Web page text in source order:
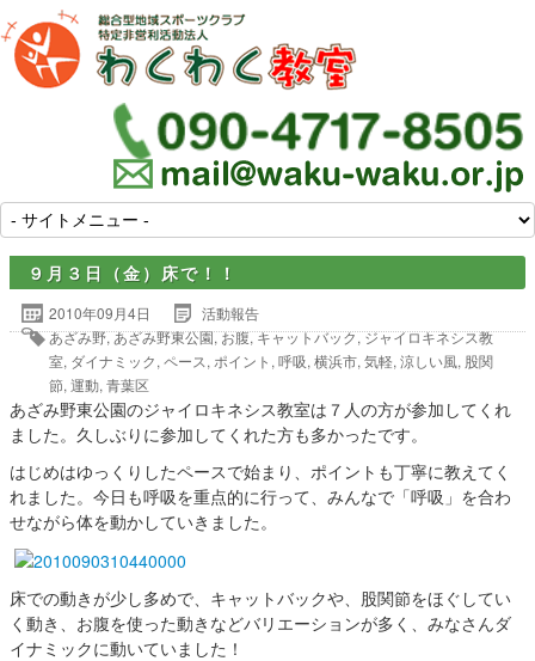
９月３日（金）床で！！
2010年09月4日
活動報告
あざみ野,あざみ野東公園,お腹,キャットバック,ジャイロキネシス教
室, ダイナミック, ペース, ポイント , 呼吸, 横浜市, 気軽, 涼しい風, 股関
節, 運動, 青葉区
あざみ野東公園のジャイロキネシス教室は７人の方が参加してくれ
ました。久しぶりに参加してくれた方も多かったです。
はじめはゆっくりしたペースで始まり、ポイントも丁寧に教えてく
れました。今日も呼吸を重点的に行って、みんなで「呼吸」を合わ
せながら体を動かしていきました。
床での動きが少し多めで、キャットバックや、股関節をほぐしてい
く動き、お腹を使った動きなどバリエーションが多く、みなさんダ
イナミックに動いていました！